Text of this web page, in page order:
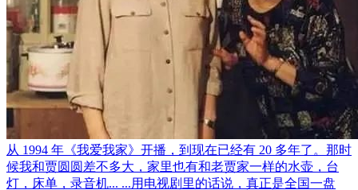
从 1994 年《我爱我家》开播，到现在已经有 20 多年了。那时
候我和贾圆圆差不多大，家里也有和老贾家一样的水壶，台
灯，床单，录音机... ...用电视剧里的话说，真正是全国一盘